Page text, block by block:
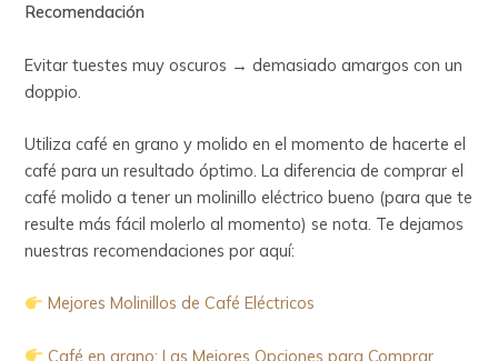
Recomendación
Evitar tuestes muy oscuros → demasiado amargos con un
doppio.
Utiliza café en grano y molido en el momento de hacerte el
café para un resultado óptimo. La diferencia de comprar el
café molido a tener un molinillo eléctrico bueno (para que te
resulte más fácil molerlo al momento) se nota. Te dejamos
nuestras recomendaciones por aquí:
Mejores Molinillos de Café Eléctricos
Café en grano: Las Mejores Opciones para Comprar